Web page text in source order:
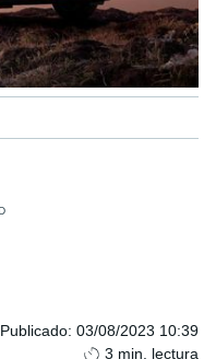
Publicado: 03/08/2023 10:39
3 min. lectura